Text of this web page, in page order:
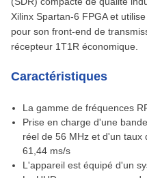
Xilinx Spartan-6 FPGA et
pour son front-end de
récepteur 1T1R économique.
Caractéristiques
La gamme de fréquences
Prise en charge d'une
réel de 56 MHz et d'un taux
61,44 ms/s
L'appareil est équipé d'un